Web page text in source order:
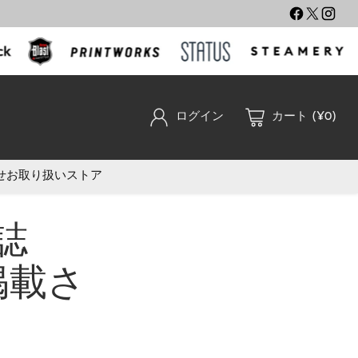
ログイン カート (¥0)
お取り扱いストア
さ